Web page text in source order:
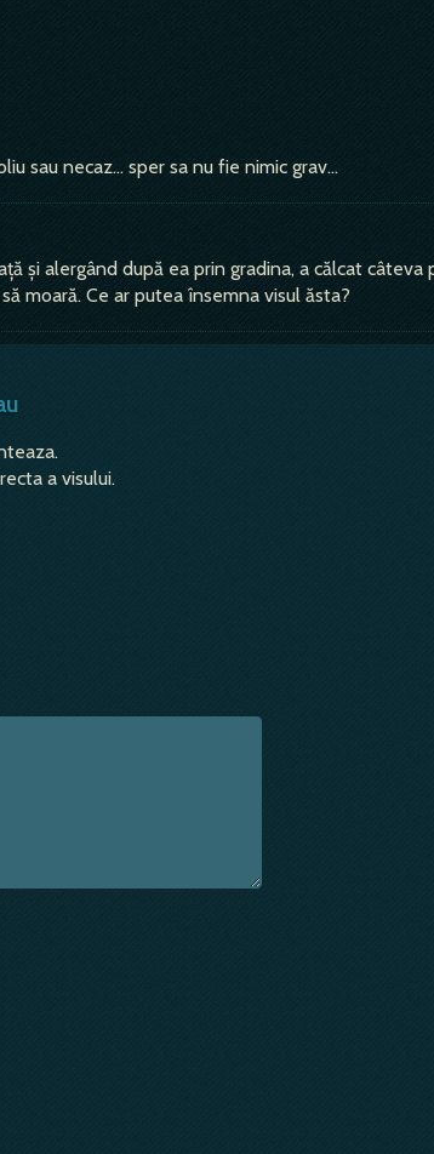
sau necaz... sper sa nu fie nimic grav...
și alergând după ea prin gradina, a călcat câteva
moară. Ce ar putea însemna visul ăsta?
a visului.